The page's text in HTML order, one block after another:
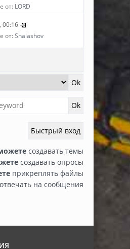
от: LORD
00:16
от:Shalashov
создавать темы
создавать опросы
прикреплять файлы
отвечать на сообщения